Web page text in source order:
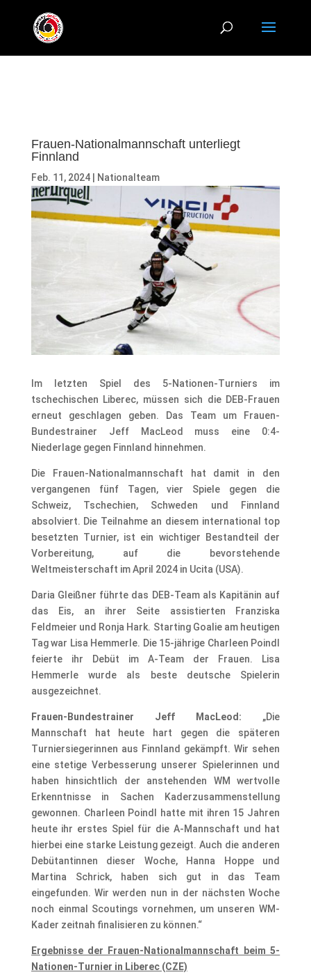
Frauen-Nationalmannschaft unterliegt
Finnland
Feb. 11, 2024| Nationalteam
Im letzten Spiel des 5-Nationen-Turniers im
tschechischen Liberec, müssen sich die DEB-Frauen
erneut geschlagen geben. Das Team um Frauen-
Bundestrainer Jeff MacLeod muss eine 0:4-
Niederlage gegen Finnland hinnehmen.
Die Frauen-Nationalmannschaft hat damit in den
vergangenen fünf Tagen, vier Spiele gegen die
Schweiz, Tschechien, Schweden und Finnland
absolviert. Die Teilnahme an diesem international top
besetzten Turnier, ist ein wichtiger Bestandteil der
Vorbereitung, auf die bevorstehende
Weltmeisterschaft im April 2024 in Ucita (USA).
Daria Gleißner führte das DEB-Team als Kapitänin auf
das Eis, an ihrer Seite assistierten Franziska
Feldmeier und Ronja Hark. Starting Goalie am heutigen
Tag war Lisa Hemmerle. Die 15-jährige Charleen Poindl
feierte ihr Debüt im A-Team der Frauen. Lisa
Hemmerle wurde als beste deutsche Spielerin
ausgezeichnet.
Frauen-Bundestrainer Jeff MacLeod: „Die
Mannschaft hat heute hart gegen die späteren
Turniersiegerinnen aus Finnland gekämpft. Wir sehen
eine stetige Verbesserung unserer Spielerinnen und
haben hinsichtlich der anstehenden WM wertvolle
Erkenntnisse in Sachen Kaderzusammenstellung
gewonnen. Charleen Poindl hatte mit ihren 15 Jahren
heute ihr erstes Spiel für die A-Mannschaft und hat
hierbei eine starke Leistung gezeigt. Auch die anderen
Debütantinnen dieser Woche, Hanna Hoppe und
Martina Schrick, haben sich gut in das Team
eingefunden. Wir werden nun in der nächsten Woche
noch einmal Scoutings vornehmen, um unseren WM-
Kader zeitnah finalisieren zu können.“
Ergebnisse der Frauen-Nationalmannschaft beim 5-
Nationen-Turnier in Liberec (CZE)